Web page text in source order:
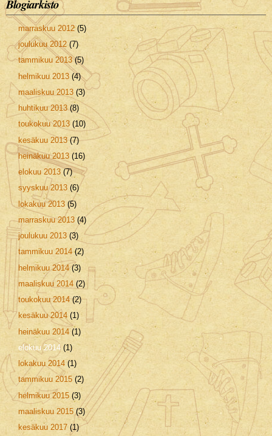
Blogiarkisto
marraskuu 2012(5)
joulukuu 2012(7)
tammikuu 2013(5)
helmikuu 2013(4)
maaliskuu 2013(3)
huhtikuu 2013(8)
toukokuu 2013(10)
kesäkuu 2013(7)
heinäkuu 2013(16)
elokuu 2013(7)
syyskuu 2013(6)
lokakuu 2013(5)
marraskuu 2013(4)
joulukuu 2013(3)
tammikuu 2014(2)
helmikuu 2014(3)
maaliskuu 2014(2)
toukokuu 2014(2)
kesäkuu 2014(1)
heinäkuu 2014(1)
elokuu 2014(1)
lokakuu 2014(1)
tammikuu 2015(2)
helmikuu 2015(3)
maaliskuu 2015(3)
kesäkuu 2017(1)